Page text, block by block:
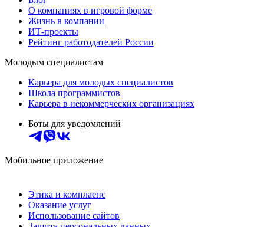
О компаниях в игровой форме
Жизнь в компании
ИТ-проекты
Рейтинг работодателей России
Молодым специалистам
Карьера для молодых специалистов
Школа программистов
Карьера в некоммерческих организациях
Боты для уведомлений
Мобильное приложение
Этика и комплаенс
Оказание услуг
Использование сайтов